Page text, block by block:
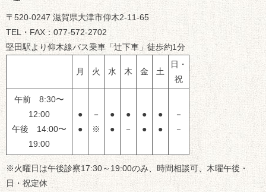
〒520-0247 滋賀県大津市仰木2-11-65
TEL・FAX：077-572-2702
堅田駅より仰木線バス乗車「辻下車」徒歩約1分
月 火 水 木 金 土
日・
祝
午前 8:30〜
12:00
午後 14:00〜
19:00
●
●
－
※
●
●
●
－
●
●
●
●
－
－
※火曜日は午後診察17:30～19:00のみ、時間相談可、木曜午後・
日・祝定休